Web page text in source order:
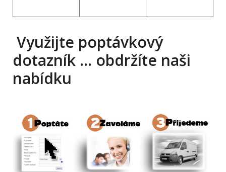
Využijte poptávkový
dotazník … obdržíte naši
nabídku